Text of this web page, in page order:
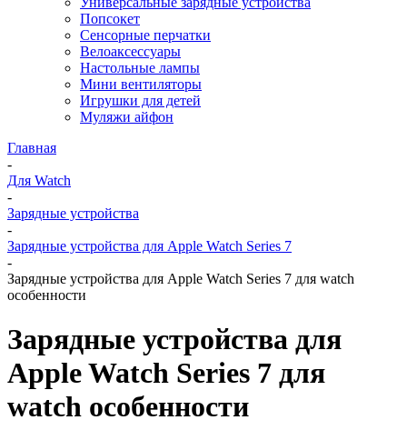
Попсокет
Сенсорные перчатки
Велоаксессуары
Настольные лампы
Мини вентиляторы
Игрушки для детей
Муляжи айфон
Главная
-
Для Watch
-
Зарядные устройства
-
Зарядные устройства для Apple Watch Series 7
-
Зарядные устройства для Apple Watch Series 7 для watch
особенности
Зарядные устройства для
Apple Watch Series 7 для
watch особенности